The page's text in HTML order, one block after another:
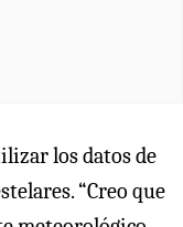
los datos de
“Creo que